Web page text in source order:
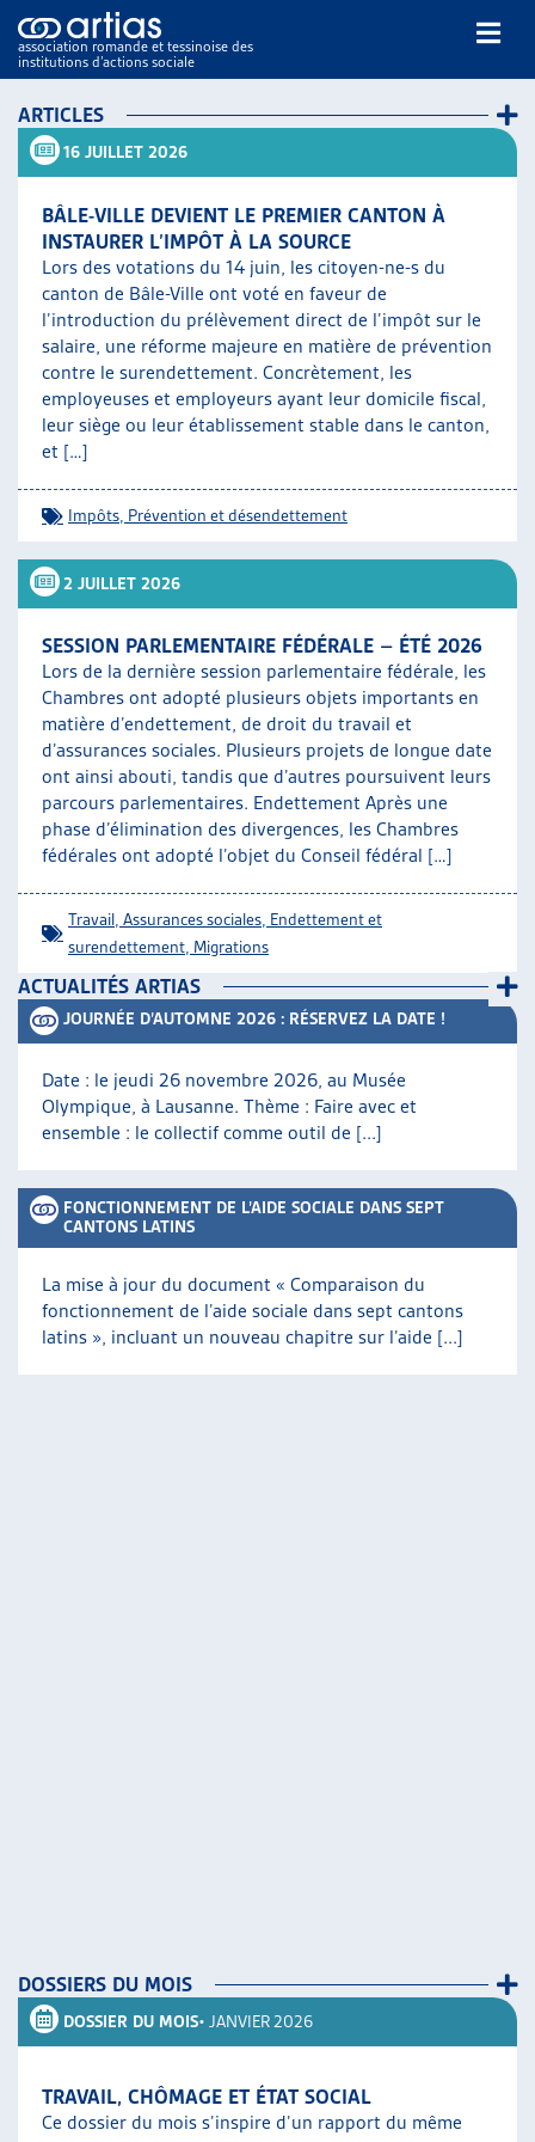
association romande et tessinoise des
institutions d’actions sociale
NOS PUBLICATIONS
ARTICLES
DOSSIERS DU MOIS
VEILLE
RESSOURCES
THÉMATIQUES
GUIDE SOCIAL ROMAND
AUTRES
ARTIAS
L’ASSOCIATION
JOURNÉES D’AUTOMNE
ARTICLES
16 JUILLET 2026
BÂLE-VILLE DEVIENT LE PREMIER CANTON À
INSTAURER L’IMPÔT À LA SOURCE
Lors des votations du 14 juin, les citoyen-ne-s du
canton de Bâle-Ville ont voté en faveur de
l’introduction du prélèvement direct de l’impôt sur le
salaire, une réforme majeure en matière de prévention
contre le surendettement. Concrètement, les
employeuses et employeurs ayant leur domicile fiscal,
leur siège ou leur établissement stable dans le canton,
et […]
Impôts Prévention et désendettement
2 JUILLET 2026
SESSION PARLEMENTAIRE FÉDÉRALE – ÉTÉ 2026
Lors de la dernière session parlementaire fédérale, les
Chambres ont adopté plusieurs objets importants en
matière d’endettement, de droit du travail et
d’assurances sociales. Plusieurs projets de longue date
ont ainsi abouti, tandis que d’autres poursuivent leurs
parcours parlementaires. Endettement Après une
phase d’élimination des divergences, les Chambres
fédérales ont adopté l’objet du Conseil fédéral […]
Travail Assurances sociales Endettement et
surendettement Migrations
ACTUALITÉS ARTIAS
JOURNÉE D’AUTOMNE 2026 : RÉSERVEZ LA DATE !
Date : le jeudi 26 novembre 2026, au Musée
Olympique, à Lausanne. Thème : Faire avec et
ensemble : le collectif comme outil de [...]
FONCTIONNEMENT DE L’AIDE SOCIALE DANS SEPT
CANTONS LATINS
La mise à jour du document « Comparaison du
fonctionnement de l’aide sociale dans sept cantons
latins », incluant un nouveau chapitre sur l’aide [...]
DOSSIERS DU MOIS
DOSSIER DU MOIS• JANVIER 2026
TRAVAIL, CHÔMAGE ET ÉTAT SOCIAL
Ce dossier du mois s’inspire d’un rapport du même